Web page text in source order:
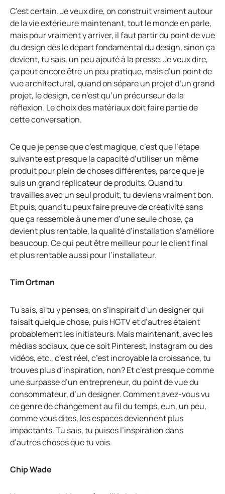
C’est certain. Je veux dire, on construit vraiment autour
de la vie extérieure maintenant, tout le monde en parle,
mais pour vraiment y arriver, il faut partir du point de vue
du design dès le départ fondamental du design, sinon ça
devient, tu sais, un peu ajouté à la presse. Je veux dire,
ça peut encore être un peu pratique, mais d’un point de
vue architectural, quand on sépare un projet d’un grand
projet, le design, ce n’est qu’un précurseur de la
réflexion. Le choix des matériaux doit faire partie de
cette conversation.
Ce que je pense que c’est magique, c’est que l’étape
suivante est presque la capacité d’utiliser un même
produit pour plein de choses différentes, parce que je
suis un grand réplicateur de produits. Quand tu
travailles avec un seul produit, tu deviens vraiment bon.
Et puis, quand tu peux faire preuve de créativité sans
que ça ressemble à une mer d’une seule chose, ça
devient plus rentable, la qualité d’installation s’améliore
beaucoup. Ce qui peut être meilleur pour le client final
et plus rentable aussi pour l’installateur.
Tim Ortman
Tu sais, si tu y penses, on s’inspirait d’un designer qui
faisait quelque chose, puis HGTV et d’autres étaient
probablement les initiateurs. Mais maintenant, avec les
médias sociaux, que ce soit Pinterest, Instagram ou des
vidéos, etc., c’est réel, c’est incroyable la croissance, tu
trouves plus d’inspiration, non? Et c’est presque comme
une surpasse d’un entrepreneur, du point de vue du
consommateur, d’un designer. Comment avez-vous vu
ce genre de changement au fil du temps, euh, un peu,
comme vous dites, les espaces deviennent plus
impactants. Tu sais, tu puises l’inspiration dans
d’autres choses que tu vois.
Chip Wade